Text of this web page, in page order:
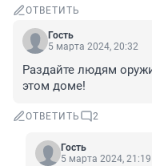
ОТВЕТИТЬ
Гость
5 марта 2024, 20:32
Раздайте людям
этом доме!
ОТВЕТИТЬ 2
Гость
5 марта 2024, 21:19